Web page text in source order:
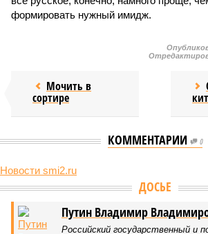
формировать нужный имидж.
Мочить в
сортире
КОММЕНТАРИИ 0
Новости smi2.ru
Киев перешёл к террору
адекватный ответ
Мочить в сортире